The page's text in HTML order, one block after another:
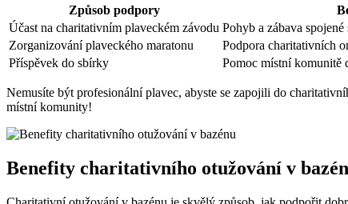
Způsob podpory
Účast na charitativním plaveckém závodu Pohyb a zábava spojené
Zorganizování plaveckého maratonu
Podpora charitativních
Příspěvek do sbírky
Pomoc místní komunitě
Nemusíte být profesionální plavec, abyste se zapojili do
místní komunity!
Benefity charitativního otužování v